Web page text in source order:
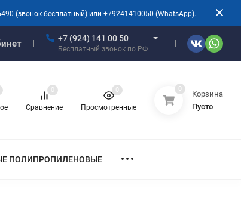
(звонок бесплатный) или +79241410050 (WhatsApp).
+7 (924) 141 00 50
Бесплатный звонок по РФ
Сравнение
0
Просмотренные
0 0
Корзина
Пусто
ПОЛИПРОПИЛЕНОВЫЕ